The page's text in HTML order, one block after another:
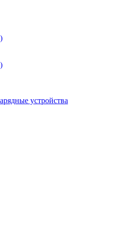
устройства